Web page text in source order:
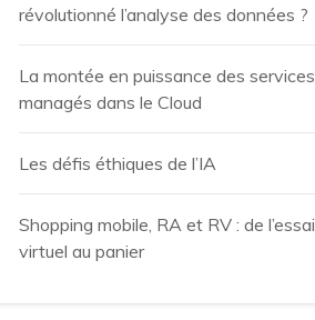
révolutionné l’analyse des données ?
La montée en puissance des services
managés dans le Cloud
Les défis éthiques de l’IA
Shopping mobile, RA et RV : de l’essai
virtuel au panier